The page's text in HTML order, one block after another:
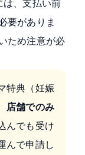
は、支払い前
要がありま
ため注意が必
特典（妊娠
店舗でのみ
んでも受け
んで申請し